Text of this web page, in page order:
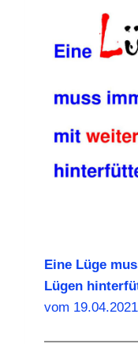
Eine Lüge
Lügen
vom 19.04.2021